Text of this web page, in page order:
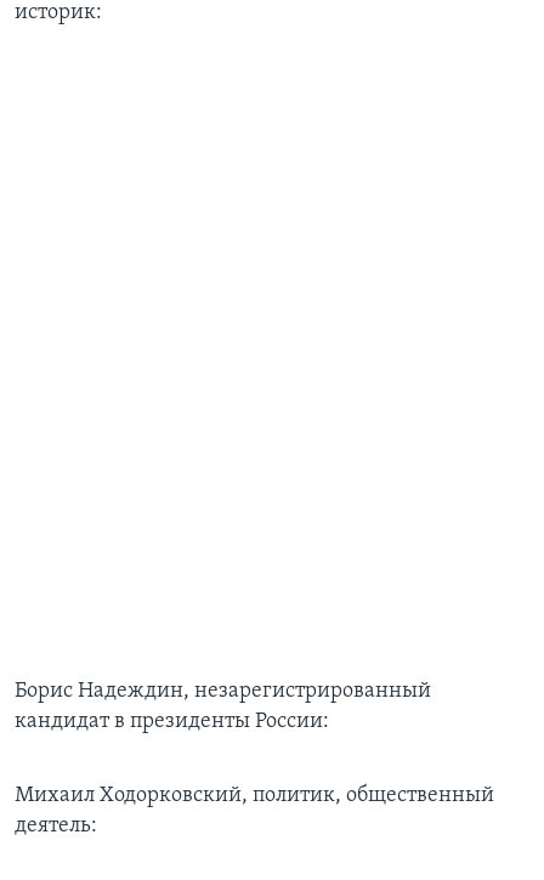
историк:
Борис Надеждин, незарегистрированный
кандидат в президенты России:
Михаил Ходорковский, политик, общественный
деятель: